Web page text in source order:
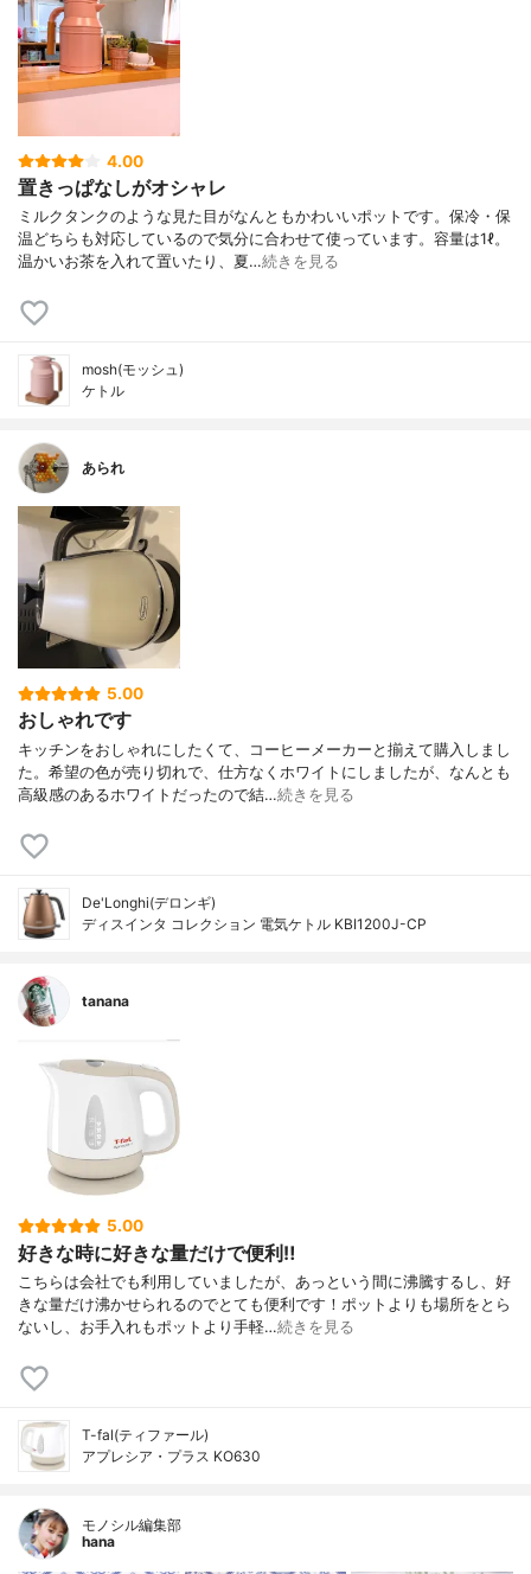
4.00
置きっぱなしがオシャレ
ミルクタンクのような見た目がなんともかわいいポットです。保冷・保
温どちらも対応しているので気分に合わせて使っています。容量は1ℓ。
温かいお茶を入れて置いたり、夏…続きを見る
mosh(モッシュ)
ケトル
あられ
5.00
おしゃれです
キッチンをおしゃれにしたくて、コーヒーメーカーと揃えて購入しまし
た。希望の色が売り切れで、仕方なくホワイトにしましたが、なんとも
高級感のあるホワイトだったので結…続きを見る
De'Longhi(デロンギ)
ディスインタ コレクション 電気ケトル KBI1200J-CP
tanana
5.00
好きな時に好きな量だけで便利‼︎
こちらは会社でも利用していましたが、あっという間に沸騰するし、好
きな量だけ沸かせられるのでとても便利です！ポットよりも場所をとら
ないし、お手入れもポットより手軽…続きを見る
T-fal(ティファール)
アプレシア・プラス KO630
モノシル編集部
hana